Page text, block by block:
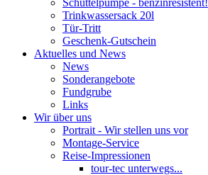
Schüttelpumpe - benzinresistent!
Trinkwassersack 20l
Tür-Tritt
Geschenk-Gutschein
Aktuelles und News
News
Sonderangebote
Fundgrube
Links
Wir über uns
Portrait - Wir stellen uns vor
Montage-Service
Reise-Impressionen
tour-tec unterwegs...